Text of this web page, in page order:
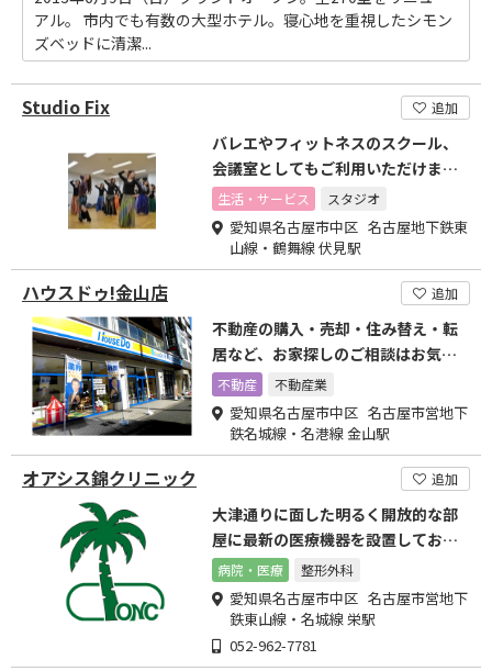
アル。 市内でも有数の大型ホテル。寝心地を重視したシモン
ズベッドに清潔...
Studio Fix 追加
バレエやフィットネスのスクール、
会議室としてもご利用いただけま
す。
生活・サービス スタジオ
愛知県名古屋市中区 名古屋地下鉄東
山線・鶴舞線 伏見駅
ハウスドゥ!金山店 追加
不動産の購入・売却・住み替え・転
居など、お家探しのご相談はお気軽
に！
不動産 不動産業
愛知県名古屋市中区 名古屋市営地下
鉄名城線・名港線 金山駅
オアシス錦クリニック 追加
大津通りに面した明るく開放的な部
屋に最新の医療機器を設置しており
ます。
病院・医療 整形外科
愛知県名古屋市中区 名古屋市営地下
鉄東山線・名城線 栄駅
052-962-7781